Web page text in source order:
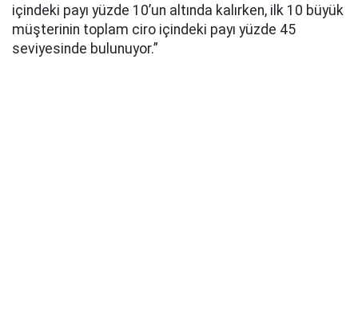
içindeki payı yüzde 10’un altında kalırken, ilk 10 büyük
müşterinin toplam ciro içindeki payı yüzde 45
seviyesinde bulunuyor.”